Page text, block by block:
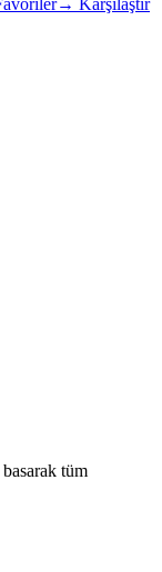
→ Karşılaştır
tüm